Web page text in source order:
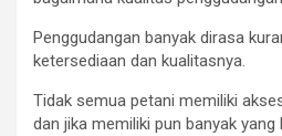
Penggudangan banyak dirasa
ketersediaan dan kualitasnya.
Tidak semua petani memiliki
dan jika memiliki pun banyak yang